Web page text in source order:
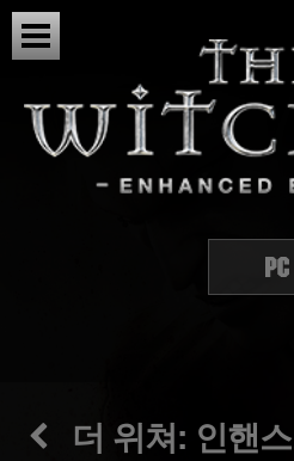
더 위쳐: 인핸스드 에디션 및 더